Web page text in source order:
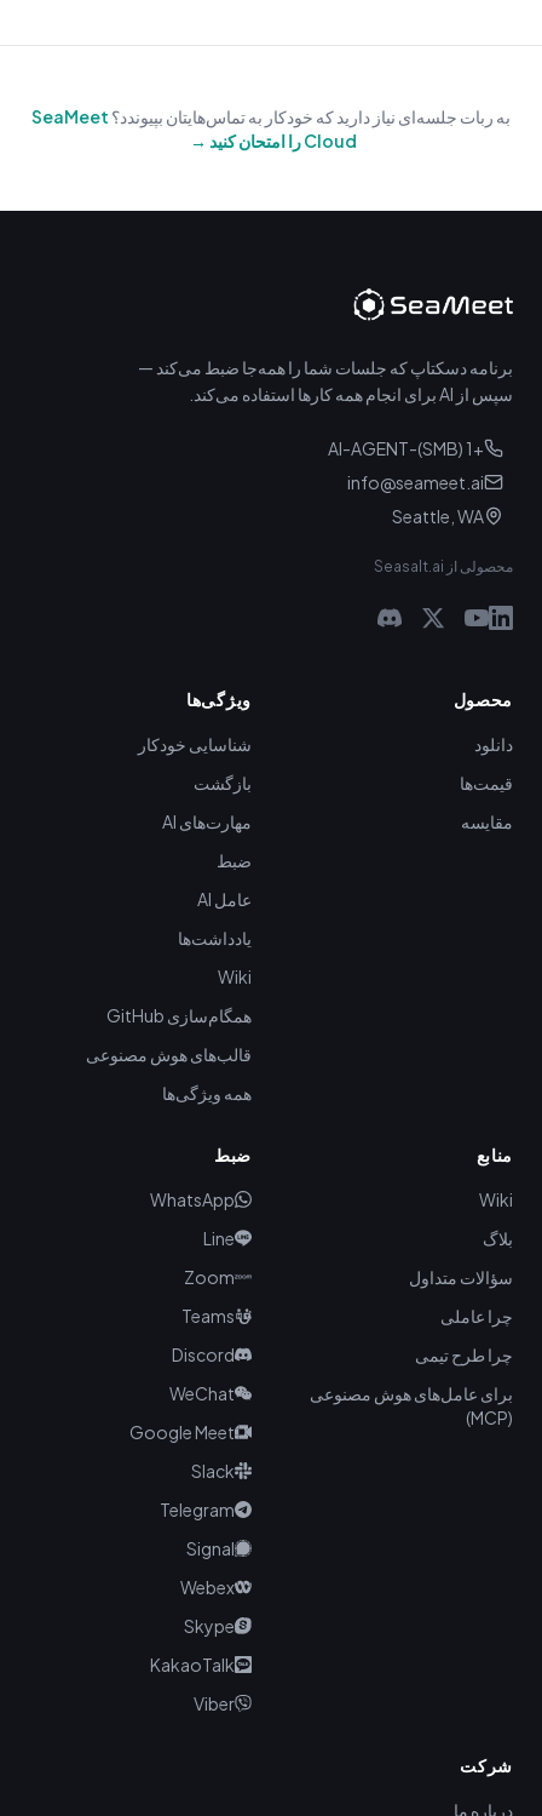
به ربات جلسه‌ای نیاز دارید که خودکار به تماس‌هایتان بپیوندد؟ SeaMeet
Cloud را امتحان کنید →
برنامه دسکتاپ که جلسات شما را همه‌جا ضبط می‌کند —
سپس از AI برای انجام همه کارها استفاده می‌کند.
+1 (SMB)-AI-AGENT
info@seameet.ai
Seattle, WA
محصولی از Seasalt.ai
محصول
دانلود
قیمت‌ها
مقایسه
ویژگی‌ها
شناسایی خودکار
بازگشت
مهارت‌های AI
ضبط
عامل AI
یادداشت‌ها
Wiki
همگام‌سازی GitHub
قالب‌های هوش مصنوعی
همه ویژگی‌ها
منابع
Wiki
بلاگ
سؤالات متداول
چرا عاملی
چرا طرح تیمی
برای عامل‌های هوش مصنوعی
(MCP)
ضبط
WhatsApp
Line
Zoom
Teams
Discord
WeChat
Google Meet
Slack
Telegram
Signal
Webex
Skype
KakaoTalk
Viber
شرکت
درباره ما